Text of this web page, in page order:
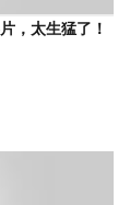
，太生猛了！